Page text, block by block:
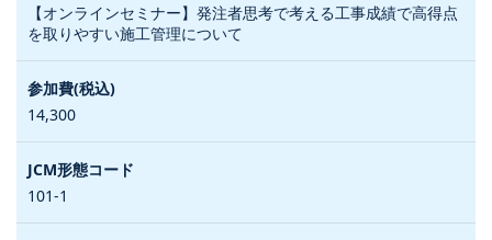
【オンラインセミナー】発注者思考で考える工事成績で高得点
を取りやすい施工管理について
14,300
101-1